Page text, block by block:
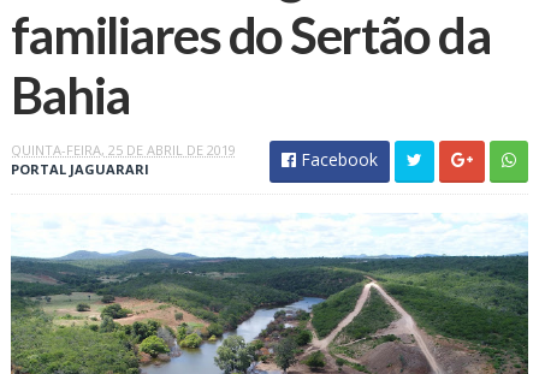
familiares do Sertão da
Bahia
QUINTA-FEIRA, 25 DE ABRIL DE 2019
PORTAL JAGUARARI
Facebook